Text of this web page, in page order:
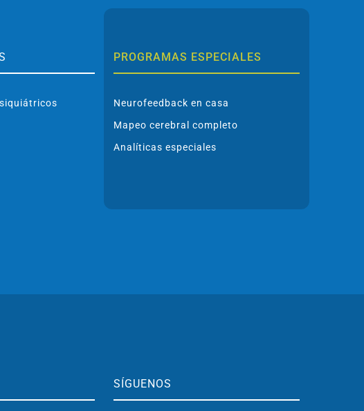
PROGRAMAS ESPECIALES
Neurofeedback en casa
Mapeo cerebral completo
Analíticas especiales
SÍGUENOS